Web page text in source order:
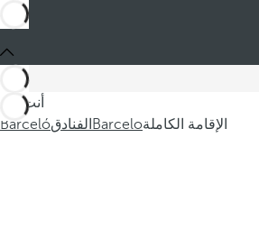
أنت في
Barcelóالفنادق Barceloالإقامة الكاملة